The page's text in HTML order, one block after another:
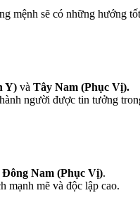
mệnh sẽ có những hướng
Y) và Tây Nam (Phục Vị).
người được tin tưởng
Đông Nam (Phục Vị).
mạnh mẽ và độc lập cao.